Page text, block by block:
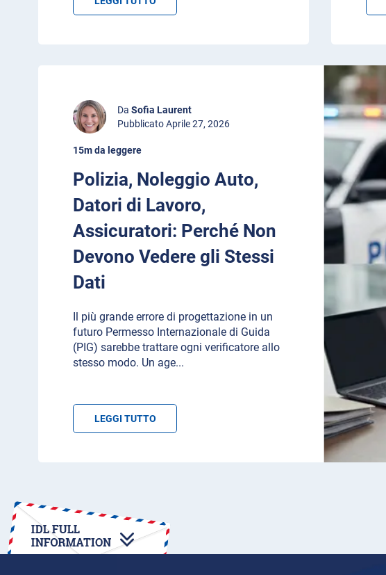
Da Sofia Laurent
Pubblicato Aprile 27, 2026
15m da leggere
Polizia, Noleggio Auto,
Datori di Lavoro,
Assicuratori: Perché Non
Devono Vedere gli Stessi
Dati
Il più grande errore di progettazione in un
futuro Permesso Internazionale di Guida
(PIG) sarebbe trattare ogni verificatore allo
stesso modo. Un age...
LEGGI TUTTO